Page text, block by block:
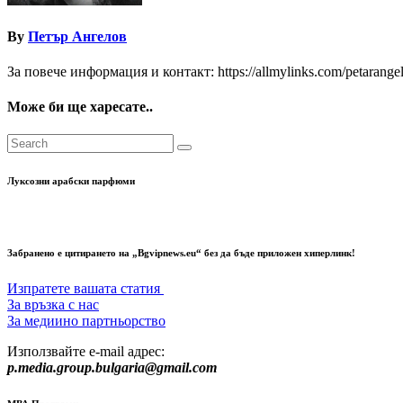
By Петър Ангелов
За повече информация и контакт: https://allmylinks.com/
Може би ще харесате..
Луксозни арабски парфюми
Забранено е цитирането на „Bgvipnews.eu“ без да бъде приложен хиперлинк!
Изпратете вашата статия
За връзка с нас
За медиино партньорство
Използвайте e-mail адрес:
p.media.group.bulgaria@gmail.com